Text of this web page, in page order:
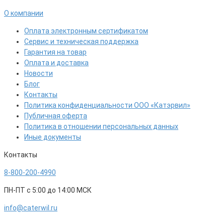
О компании
Оплата электронным сертификатом
Сервис и техническая поддержка
Гарантия на товар
Оплата и доставка
Новости
Блог
Контакты
Политика конфиденциальности ООО «Катэрвил»
Публичная оферта
Политика в отношении персональных данных
Иные документы
Контакты
8-800-200-4990
ПН-ПТ с 5:00 до 14:00 МСК
info@caterwil.ru